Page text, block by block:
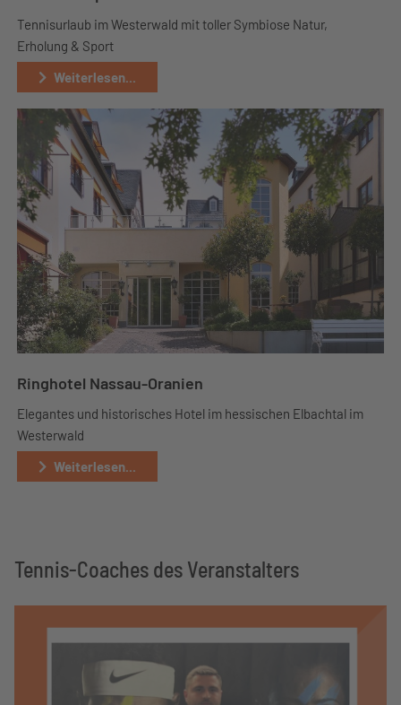
Tennisurlaub im Westerwald mit toller Symbiose Natur,
Erholung & Sport
Weiterlesen...
Ringhotel Nassau-Oranien
Elegantes und historisches Hotel im hessischen Elbachtal im
Westerwald
Weiterlesen...
Tennis-Coaches des Veranstalters